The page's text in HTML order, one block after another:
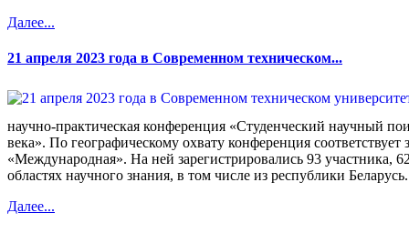
Далее...
21 апреля 2023 года в Современном техническом...
научно-практическая конференция «Студенческий научный
века». По географическому охвату конференция соответствует
«Международная». На ней зарегистрировались 93 участника,
областях научного знания, в том числе из республики
Далее...